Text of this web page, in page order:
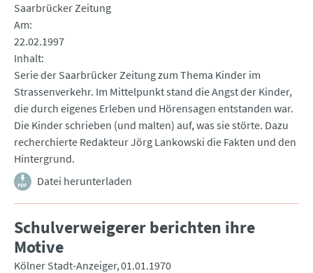
Saarbrücker Zeitung
Am
22.02.1997
Inhalt
Serie der Saarbrücker Zeitung zum Thema Kinder im
Strassenverkehr. Im Mittelpunkt stand die Angst der Kinder,
die durch eigenes Erleben und Hörensagen entstanden war.
Die Kinder schrieben (und malten) auf, was sie störte. Dazu
recherchierte Redakteur Jörg Lankowski die Fakten und den
Hintergrund.
Datei herunterladen
Schulverweigerer berichten ihre
Motive
Kölner Stadt-Anzeiger 01.01.1970